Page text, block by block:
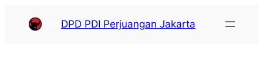
DPD PDI Perjuangan Jakarta